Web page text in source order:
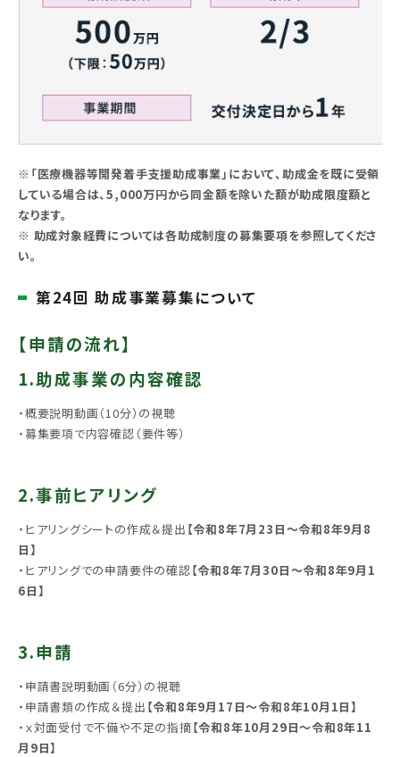
※「医療機器等開発着手支援助成事業」において、助成金を既に受領
している場合は、5,000万円から同金額を除いた額が助成限度額と
なります。
※ 助成対象経費については各助成制度の募集要項を参照してくださ
い。
第24回 助成事業募集について
【申請の流れ】
1.助成事業の内容確認
・概要説明動画（10分）の視聴
・募集要項で内容確認（要件等）
2.事前ヒアリング
・ヒアリングシートの作成＆提出 【令和8年7月23日～令和8年9月8
日】
・ヒアリングでの申請要件の確認【令和8年7月30日～令和8年9月1
6日】
3.申請
・申請書説明動画（6分）の視聴
・申請書類の作成＆提出 【令和8年9月17日～令和8年10月1日】
・ｘ対面受付で不備や不足の指摘【令和8年10月29日～令和8年11
月9日】